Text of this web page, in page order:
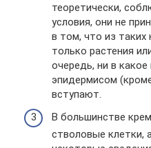
теоретически,
условия, они не
в том, что из
только растения
очередь, ни в
эпидермисом
вступают.
В большинстве
стволовые клетки,